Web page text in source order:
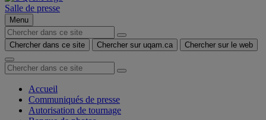
Salle de presse
Menu
Chercher dans ce site Chercher sur uqam.ca Chercher sur le web
Accueil
Communiqués de presse
Autorisation de tournage